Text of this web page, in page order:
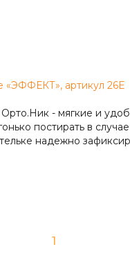
«ЭФФЕКТ», артикул 26Е
- мягкие и
постирать в
надежно
1